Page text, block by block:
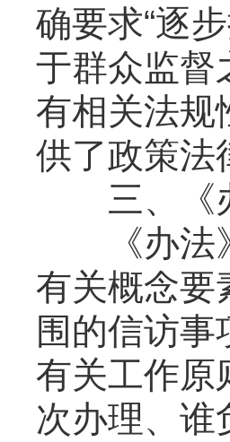
确要求“逐
于群众监督
有相关法规
供了政策法
三、《办
《办法》
有关概念要
围的信访
有关工作原
次办理、谁